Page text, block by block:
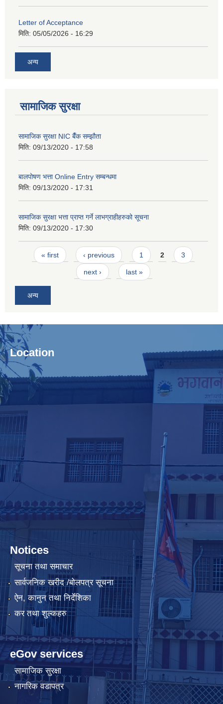
Letter of Acceptance
मिति: 05/05/2026 - 16:29
अन्य
सामाजिक सुरक्षा
सामाजिक सुरक्षा NIC बैँक सम्झौता
मिति: 09/13/2020 - 17:58
बालपोषण भत्ता Online Entry सम्बन्धमा
मिति: 09/13/2020 - 17:31
सामाजिक सुरक्षा भत्ता प्राप्त गर्ने लाभग्राहीहरुको सूचना
मिति: 09/13/2020 - 17:30
Pages
« first ‹ previous 1 2 3
next › last »
अन्य
Location
Notices
सूचना तथा समाचार
सार्वजनिक खरीद /बोलपत्र सूचना
ऐन, कानुन तथा निर्देशिका
कर तथा शुल्कहरु
eGov services
सामाजिक सुरक्षा
नागरिक वडापत्र